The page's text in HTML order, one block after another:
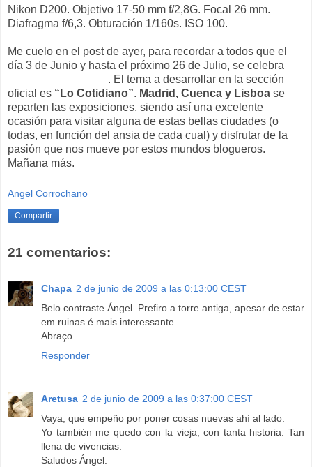
Nikon D200. Objetivo 17-50 mm f/2,8G. Focal 26 mm.
Diafragma f/6,3. Obturación 1/160s. ISO 100.
Me cuelo en el post de ayer, para recordar a todos que el
día 3 de Junio y hasta el próximo 26 de Julio, se celebra
. El tema a desarrollar en la sección
oficial es “Lo Cotidiano”. Madrid, Cuenca y Lisboa se
reparten las exposiciones, siendo así una excelente
ocasión para visitar alguna de estas bellas ciudades (o
todas, en función del ansia de cada cual) y disfrutar de la
pasión que nos mueve por estos mundos blogueros.
Mañana más.
Angel Corrochano
Compartir
21 comentarios:
Chapa 2 de junio de 2009 a las 0:13:00 CEST
Belo contraste Ángel. Prefiro a torre antiga, apesar de estar
em ruinas é mais interessante.
Abraço
Responder
Aretusa 2 de junio de 2009 a las 0:37:00 CEST
Vaya, que empeño por poner cosas nuevas ahí al lado.
Yo también me quedo con la vieja, con tanta historia. Tan
llena de vivencias.
Saludos Ángel.